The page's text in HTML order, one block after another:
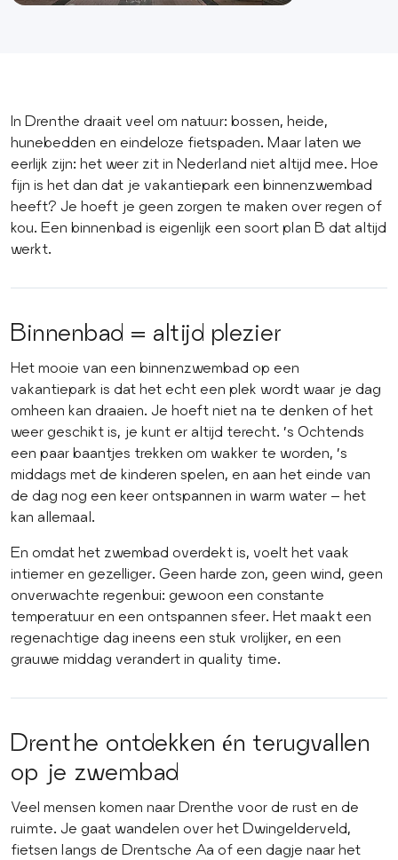
In Drenthe draait veel om natuur: bossen, heide,
hunebedden en eindeloze fietspaden. Maar laten we
eerlijk zijn: het weer zit in Nederland niet altijd mee. Hoe
fijn is het dan dat je vakantiepark een binnenzwembad
heeft? Je hoeft je geen zorgen te maken over regen of
kou. Een binnenbad is eigenlijk een soort plan B dat altijd
werkt.
Binnenbad = altijd plezier
Het mooie van een binnenzwembad op een
vakantiepark is dat het echt een plek wordt waar je dag
omheen kan draaien. Je hoeft niet na te denken of het
weer geschikt is, je kunt er altijd terecht. ’s Ochtends
een paar baantjes trekken om wakker te worden, ’s
middags met de kinderen spelen, en aan het einde van
de dag nog een keer ontspannen in warm water – het
kan allemaal.
En omdat het zwembad overdekt is, voelt het vaak
intiemer en gezelliger. Geen harde zon, geen wind, geen
onverwachte regenbui: gewoon een constante
temperatuur en een ontspannen sfeer. Het maakt een
regenachtige dag ineens een stuk vrolijker, en een
grauwe middag verandert in quality time.
Drenthe ontdekken én terugvallen
op je zwembad
Veel mensen komen naar Drenthe voor de rust en de
ruimte. Je gaat wandelen over het Dwingelderveld,
fietsen langs de Drentsche Aa of een dagje naar het